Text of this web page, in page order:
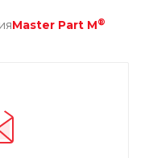
Master Part M®